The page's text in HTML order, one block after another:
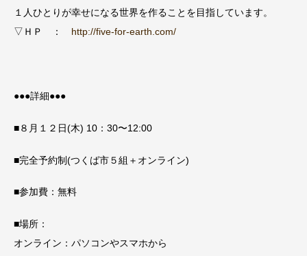
１人ひとりが幸せになる世界を作ることを目指しています。
▽ＨＰ ： http://five-for-earth.com/
●●●詳細●●●
■８月１２日(木) 10：30〜12:00
■完全予約制(つくば市５組＋オンライン)
■参加費：無料
■場所：
オンライン：パソコンやスマホから